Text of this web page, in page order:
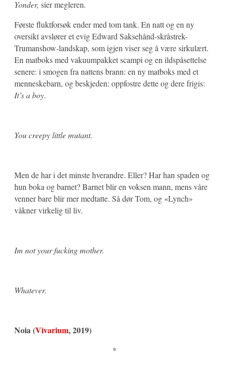
Yonder, sier megleren.
Første fluktforsøk ender med tom tank. En natt og en ny
oversikt avslører et evig Edward Saksehånd-skråstrek-
Trumanshow-landskap, som igjen viser seg å være sirkulært.
En matboks med vakuumpakket scampi og en ildspåsettelse
senere: i smogen fra nattens brann: en ny matboks med et
menneskebarn, og beskjeden: oppfostre dette og dere frigis:
It’s a boy.
You creepy little mutant.
Men de har i det minste hverandre. Eller? Har han spaden og
hun boka og barnet? Barnet blir en voksen mann, mens våre
venner bare blir mer medtatte. Så dør Tom, og «Lynch»
våkner virkelig til liv.
Im not your fucking mother.
Whatever.
Noia (Vivarium, 2019)
*